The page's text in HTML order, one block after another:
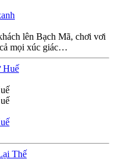
lên Bạch Mã, chơi vơi
mọi xúc giác…